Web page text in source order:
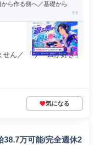
ら作る側へ／基礎から
ん／ 「ゲームが好き」
気になる
38.7万可能/完全週休2